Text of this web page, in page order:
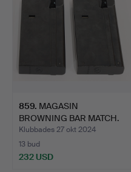
859. MAGASIN
BROWNING BAR MATCH.
Klubbades 27 okt 2024
13 bud
232 USD